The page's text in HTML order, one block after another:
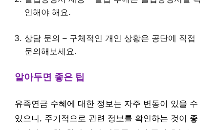
인해야 해요.
상담 문의 – 구체적인 개인 상황은 공단에 직접
문의해보세요.
알아두면 좋은 팁
유족연금 수혜에 대한 정보는 자주 변동이 있을 수
있으니, 주기적으로 관련 정보를 확인하는 것이 좋